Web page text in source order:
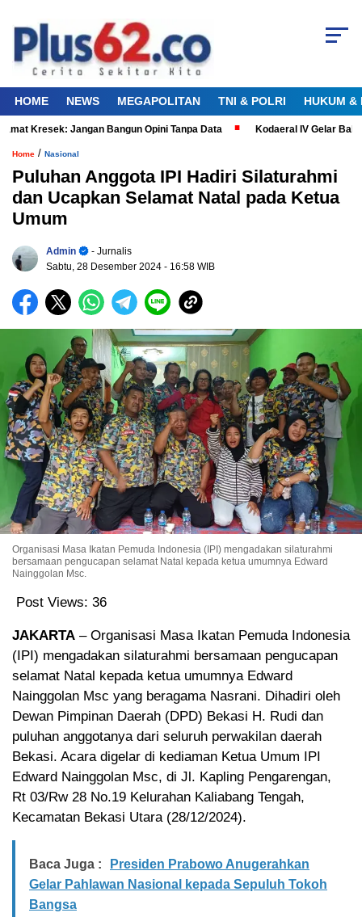
HOME NEWS MEGAPOLITAN TNI & POLRI HUKUM &
Kresek: Jangan Bangun Opini Tanpa Data Kodaeral IV Gelar Bakti
Home / Nasional
Puluhan Anggota IPI Hadiri Silaturahmi
dan Ucapkan Selamat Natal pada Ketua
Umum
Admin
- Jurnalis
Sabtu, 28 Desember 2024 - 16:58 WIB
Organisasi Masa Ikatan Pemuda Indonesia (IPI) mengadakan silaturahmi
bersamaan pengucapan selamat Natal kepada ketua umumnya Edward
Nainggolan Msc.
Post Views: 36
JAKARTA – Organisasi Masa Ikatan Pemuda Indonesia
(IPI) mengadakan silaturahmi bersamaan pengucapan
selamat Natal kepada ketua umumnya Edward
Nainggolan Msc yang beragama Nasrani. Dihadiri oleh
Dewan Pimpinan Daerah (DPD) Bekasi H. Rudi dan
puluhan anggotanya dari seluruh perwakilan daerah
Bekasi. Acara digelar di kediaman Ketua Umum IPI
Edward Nainggolan Msc, di Jl. Kapling Pengarengan,
Rt 03/Rw 28 No.19 Kelurahan Kaliabang Tengah,
Kecamatan Bekasi Utara (28/12/2024).
Baca Juga :
Presiden Prabowo Anugerahkan
Gelar Pahlawan Nasional kepada Sepuluh Tokoh
Bangsa